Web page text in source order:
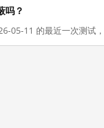
吗？
05-11 的最近一次测试